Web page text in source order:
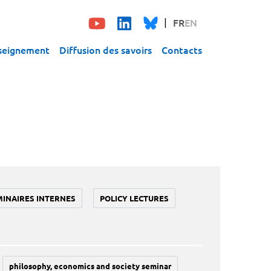
FREN
Diffusion des savoirs Contacts
INTERNES POLICY LECTURES
philosophy, economics and society seminar